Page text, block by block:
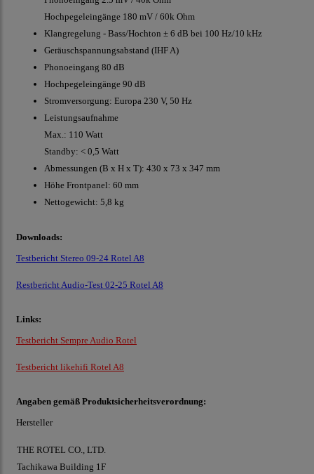
Hochpegeleingänge 180 mV / 60k Ohm
Klangregelung - Bass/Hochton ± 6 dB bei 100 Hz/10 kHz
Geräuschspannungsabstand (IHF A)
Phonoeingang 80 dB
Hochpegeleingänge 90 dB
Stromversorgung: Europa 230 V, 50 Hz
Leistungsaufnahme
Max.: 110 Watt
Standby: < 0,5 Watt
Abmessungen (B x H x T): 430 x 73 x 347 mm
Höhe Frontpanel: 60 mm
Nettogewicht: 5,8 kg
Downloads:
Testbericht Stereo 09-24 Rotel A8
Restbericht Audio-Test 02-25 Rotel A8
Links:
Testbericht Sempre Audio Rotel
Testbericht likehifi Rotel A8
Angaben gemäß Produktsicherheitsverordnung:
Hersteller
THE ROTEL CO., LTD.
Tachikawa Building 1F